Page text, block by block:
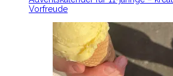
Vorfreude